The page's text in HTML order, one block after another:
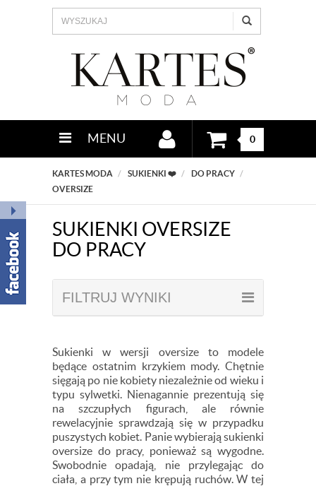
MENU 0
KARTES MODA SUKIENKI ❤️
DO PRACY
OVERSIZE
SUKIENKI OVERSIZE
DO PRACY
FILTRUJ WYNIKI
Sukienki w wersji oversize to modele
będące ostatnim krzykiem mody. Chętnie
sięgają po nie kobiety niezależnie od wieku i
typu sylwetki. Nienagannie prezentują się
na szczupłych figurach, ale równie
rewelacyjnie sprawdzają się w przypadku
puszystych kobiet. Panie wybierają sukienki
oversize do pracy, ponieważ są wygodne.
Swobodnie opadają, nie przylegając do
ciała, a przy tym nie krępują ruchów. W tej